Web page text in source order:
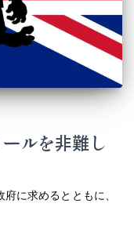
ルを非難し
に求めるとともに、